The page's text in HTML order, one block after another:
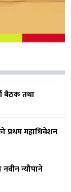
बैठक तथा
प्रथम महाधिवेशन
न्यौपाने